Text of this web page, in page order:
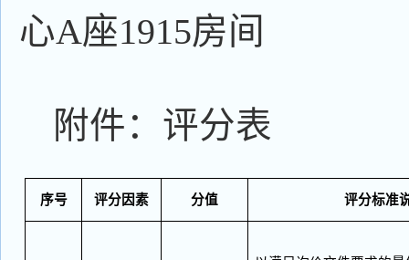
心A座1915房间
附件：评分表
序号 评分因素 分值 评分标准